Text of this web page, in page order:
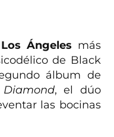
Ángeles más
de Black
álbum de
, el dúo
las bocinas